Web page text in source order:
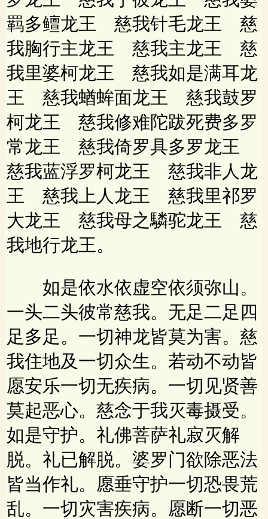
羁多鳣龙王 慈我针毛龙王 慈
我胸行主龙王 慈我主龙王 慈
我里婆柯龙王 慈我如是满耳龙
王 慈我蝤蛑面龙王 慈我鼓罗
柯龙王 慈我修难陀跋死费多罗
常龙王 慈我倚罗具多罗龙王
慈我蓝浮罗柯龙王 慈我非人龙
王 慈我上人龙王 慈我里祁罗
大龙王 慈我母之驎驼龙王 慈
我地行龙王。
如是依水依虚空依须弥山。
一头二头彼常慈我。无足二足四
足多足。一切神龙皆莫为害。慈
我住地及一切众生。若动不动皆
愿安乐一切无疾病。一切见贤善
莫起恶心。慈念于我灭毒摄受。
如是守护。礼佛菩萨礼寂灭解
脱。礼已解脱。婆罗门欲除恶法
皆当作礼。愿垂守护一切恐畏荒
乱。一切灾害疾病。愿断一切恶